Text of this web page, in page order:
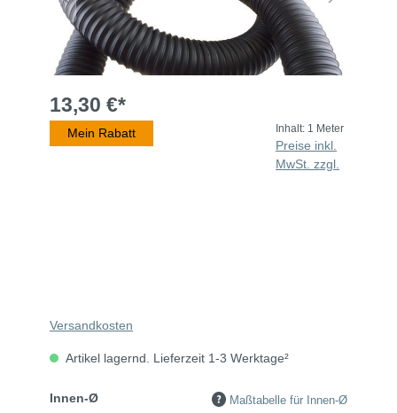
13,30 €*
Mein Rabatt Inhalt: 1 Meter
Preise inkl.
MwSt. zzgl.
Versandkosten
Artikel lagernd. Lieferzeit 1-3 Werktage²
Innen-Ø Maßtabelle für Innen-Ø